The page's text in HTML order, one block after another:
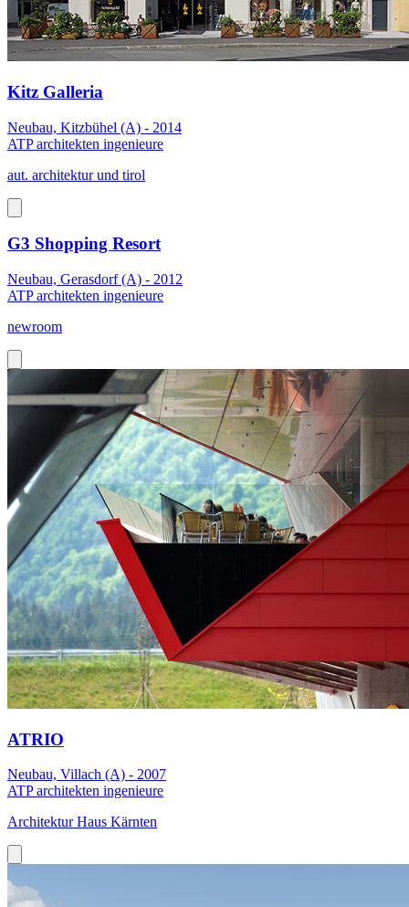
Kitz Galleria
Neubau, Kitzbühel (A) - 2014
ATP architekten ingenieure
aut. architektur und tirol
G3 Shopping Resort
Neubau, Gerasdorf (A) - 2012
ATP architekten ingenieure
newroom
ATRIO
Neubau, Villach (A) - 2007
ATP architekten ingenieure
Architektur Haus Kärnten